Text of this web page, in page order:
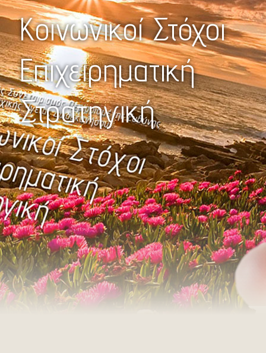
Κοινωνικοί Στόχοι
Επιχειρηματική
Στρατηγική